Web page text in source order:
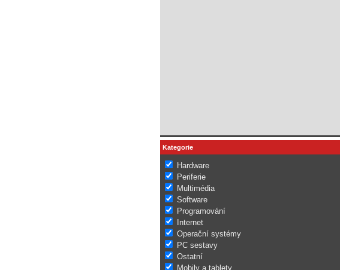
Kategorie
Hardware
Periferie
Multimédia
Software
Programování
Internet
Operační systémy
PC sestavy
Ostatní
Mobily a tablety